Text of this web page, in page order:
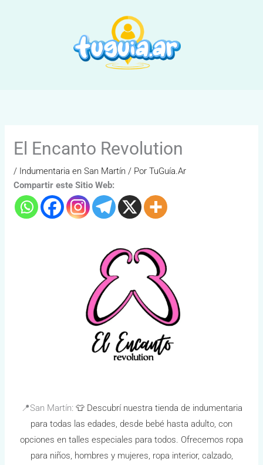
El Encanto Revolution
/ Indumentaria en San Martín / PorTuGuía.Ar
Compartir este Sitio Web:
📍San Martín: 👕 Descubrí nuestra tienda de indumentaria
para todas las edades, desde bebé hasta adulto, con
opciones en talles especiales para todos. Ofrecemos ropa
para niños, hombres y mujeres, ropa interior, calzado,